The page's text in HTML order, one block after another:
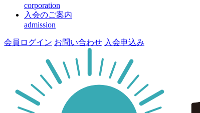
corporation
入会のご案内
admission
会員ログイン お問い合わせ 入会申込み